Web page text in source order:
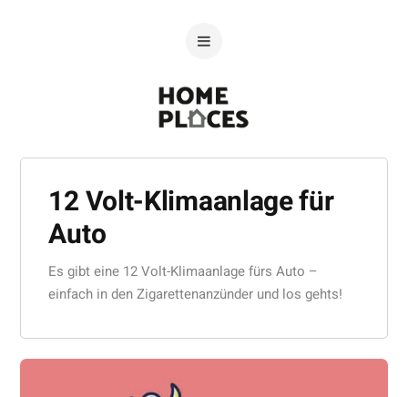
12 Volt-Klimaanlage für
Auto
Es gibt eine 12 Volt-Klimaanlage fürs Auto –
einfach in den Zigarettenanzünder und los gehts!